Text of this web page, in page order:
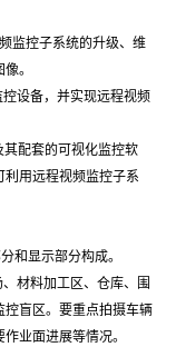
监控子系统的升级、维
。
设备，并实现远程视频
配套的可视化监控软
用远程视频监控子系
和显示部分构成。
材料加工区、仓库、围
盲区。要重点拍摄车辆
业面进展等情况。